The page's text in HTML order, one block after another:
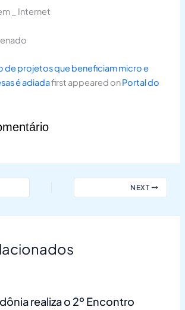
_ Internet
de projetos que beneficiam micro e
é adiadafirst appeared onPortal do
NEXT
realiza o 2º Encontro